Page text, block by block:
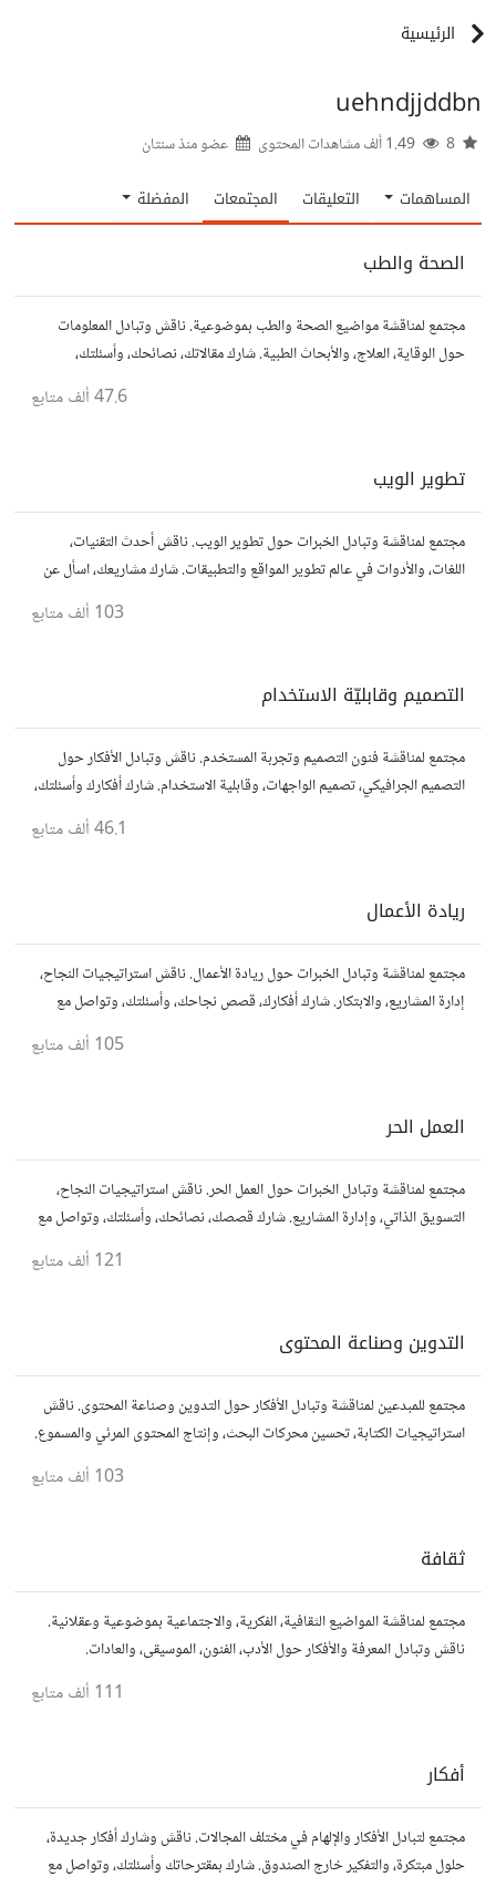
الرئيسية
uehndjjddbn
عضو منذسنتان
المساهمات التعليقات المجتمعات المفضلة
الصحة والطب
مجتمع لمناقشة مواضيع الصحة والطب بموضوعية. ناقش وتبادل المعلومات
حول الوقاية، العلاج، والأبحاث الطبية. شارك مقالاتك، نصائحك، وأسئلتك،
47.6 ألف متابع
تطوير الويب
مجتمع لمناقشة وتبادل الخبرات حول تطوير الويب. ناقش أحدث التقنيات،
اللغات، والأدوات في عالم تطوير المواقع والتطبيقات. شارك مشاريعك، اسأل عن
103 ألف متابع
التصميم وقابليّة الاستخدام
مجتمع لمناقشة فنون التصميم وتجربة المستخدم. ناقش وتبادل الأفكار حول
التصميم الجرافيكي، تصميم الواجهات، وقابلية الاستخدام. شارك أفكارك وأسئلتك،
وتواصل مع مصممين ومتخصصين في تحسين تجربة المستخدم.
46.1 ألف متابع
ريادة الأعمال
مجتمع لمناقشة وتبادل الخبرات حول ريادة الأعمال. ناقش استراتيجيات النجاح،
إدارة المشاريع، والابتكار. شارك أفكارك، قصص نجاحك، وأسئلتك، وتواصل مع
105 ألف متابع
العمل الحر
مجتمع لمناقشة وتبادل الخبرات حول العمل الحر. ناقش استراتيجيات النجاح،
التسويق الذاتي، وإدارة المشاريع. شارك قصصك، نصائحك، وأسئلتك، وتواصل مع
121 ألف متابع
التدوين وصناعة المحتوى
مجتمع للمبدعين لمناقشة وتبادل الأفكار حول التدوين وصناعة المحتوى. ناقش
استراتيجيات الكتابة، تحسين محركات البحث، وإنتاج المحتوى المرئي والمسموع.
103 ألف متابع
ثقافة
مجتمع لمناقشة المواضيع الثقافية، الفكرية، والاجتماعية بموضوعية وعقلانية.
ناقش وتبادل المعرفة والأفكار حول الأدب، الفنون، الموسيقى، والعادات.
111 ألف متابع
أفكار
مجتمع لتبادل الأفكار والإلهام في مختلف المجالات. ناقش وشارك أفكار جديدة،
حلول مبتكرة، والتفكير خارج الصندوق. شارك بمقترحاتك وأسئلتك، وتواصل مع